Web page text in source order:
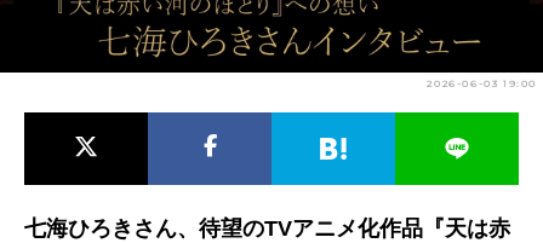
春アニメ 夏アニメ
男性声優/女性声優一覧
2026-06-03 19:00
七海ひろきさん、待望のTVアニメ化作品『天は赤